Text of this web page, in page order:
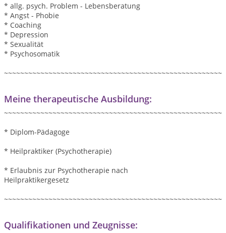
* allg. psych. Problem - Lebensberatung
* Angst - Phobie
* Coaching
* Depression
* Sexualität
* Psychosomatik
~~~~~~~~~~~~~~~~~~~~~~~~~~~~~~~~~~~~~~~~~~~~~~~~~~~~~~
Meine therapeutische Ausbildung:
~~~~~~~~~~~~~~~~~~~~~~~~~~~~~~~~~~~~~~~~~~~~~~~~~~~~~~
* Diplom-Pädagoge
* Heilpraktiker (Psychotherapie)
* Erlaubnis zur Psychotherapie nach
Heilpraktikergesetz
~~~~~~~~~~~~~~~~~~~~~~~~~~~~~~~~~~~~~~~~~~~~~~~~~~~~~~
Qualifikationen und Zeugnisse: